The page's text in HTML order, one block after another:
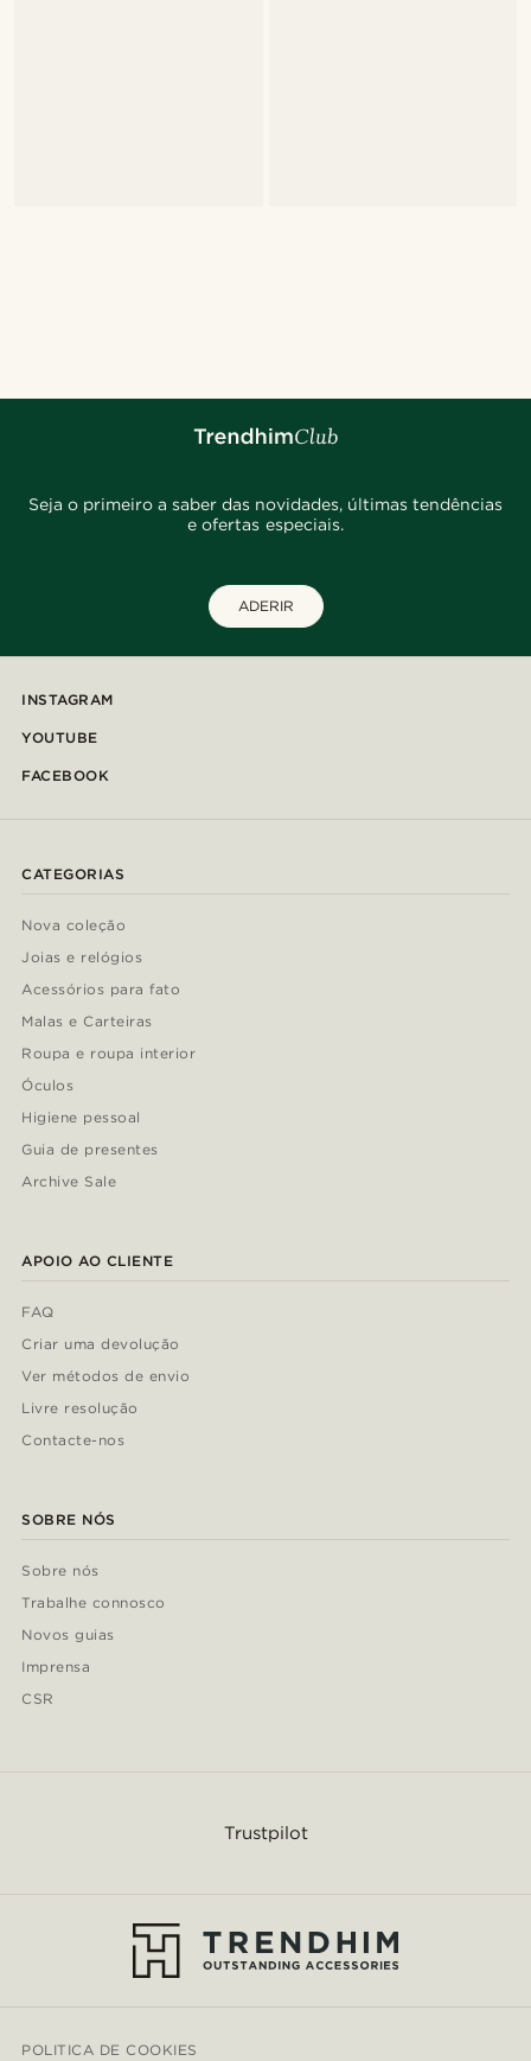
Seja o primeiro a saber das novidades, últimas tendências
e ofertas especiais.
ADERIR
INSTAGRAM
YOUTUBE
FACEBOOK
CATEGORIAS
Nova coleção
Joias e relógios
Acessórios para fato
Malas e Carteiras
Roupa e roupa interior
Óculos
Higiene pessoal
Guia de presentes
Archive Sale
APOIO AO CLIENTE
FAQ
Criar uma devolução
Ver métodos de envio
Livre resolução
Contacte-nos
SOBRE NÓS
Sobre nós
Trabalhe connosco
Novos guias
Imprensa
CSR
Trustpilot
POLITICA DE COOKIES